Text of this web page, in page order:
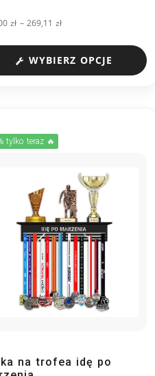
zł – 269,11zł
WYBIERZ OPCJE
tylko teraz 🔥
na trofea idę po